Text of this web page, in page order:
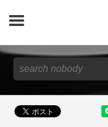
JOURNAL
SPECIAL